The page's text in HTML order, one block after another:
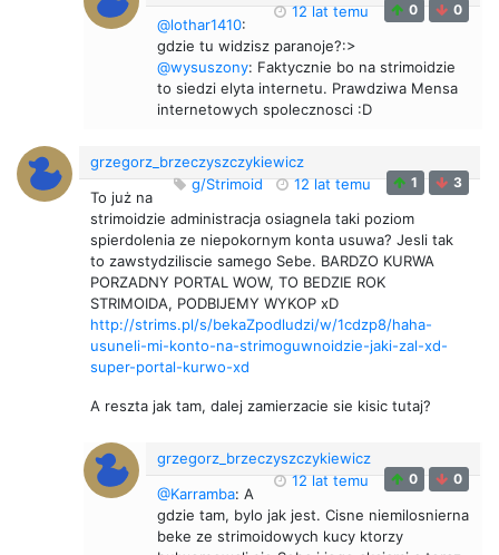
12 lat temu
0 0
@lothar1410:
gdzie tu widzisz paranoje?:>
@wysuszony: Faktycznie bo na strimoidzie
to siedzi elyta internetu. Prawdziwa Mensa
internetowych spolecznosci :D
grzegorz_brzeczyszczykiewicz
g/Strimoid
12 lat temu 1 3
To już na
strimoidzie administracja osiagnela taki poziom
spierdolenia ze niepokornym konta usuwa? Jesli tak
to zawstydziliscie samego Sebe. BARDZO KURWA
PORZADNY PORTAL WOW, TO BEDZIE ROK
STRIMOIDA, PODBIJEMY WYKOP xD
http://strims.pl/s/bekaZpodludzi/w/1cdzp8/haha-
usuneli-mi-konto-na-strimoguwnoidzie-jaki-zal-xd-
super-portal-kurwo-xd
A reszta jak tam, dalej zamierzacie sie kisic tutaj?
grzegorz_brzeczyszczykiewicz
12 lat temu
0 0
@Karramba: A
gdzie tam, bylo jak jest. Cisne niemilosnierna
beke ze strimoidowych kucy ktorzy